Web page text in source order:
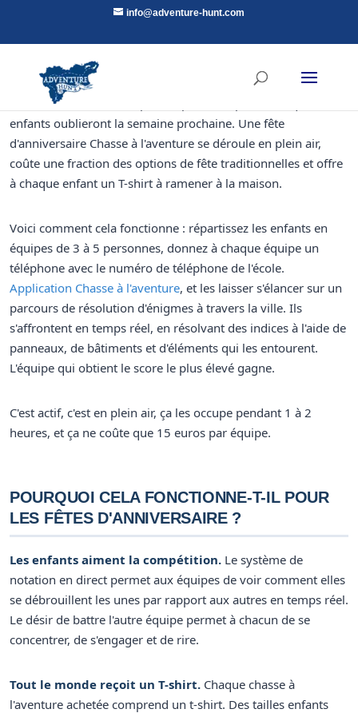
info@adventure-hunt.com
Oubliez la location d'un lieu. Oubliez les animateurs. Oubliez
les centaines d'euros dépensés pour un après-midi que les
enfants oublieront la semaine prochaine. Une fête
d'anniversaire Chasse à l'aventure se déroule en plein air,
coûte une fraction des options de fête traditionnelles et offre
à chaque enfant un T-shirt à ramener à la maison.
Voici comment cela fonctionne : répartissez les enfants en
équipes de 3 à 5 personnes, donnez à chaque équipe un
téléphone avec le numéro de téléphone de l'école.
Application Chasse à l'aventure, et les laisser s'élancer sur un
parcours de résolution d'énigmes à travers la ville. Ils
s'affrontent en temps réel, en résolvant des indices à l'aide de
panneaux, de bâtiments et d'éléments qui les entourent.
L'équipe qui obtient le score le plus élevé gagne.
C'est actif, c'est en plein air, ça les occupe pendant 1 à 2
heures, et ça ne coûte que 15 euros par équipe.
POURQUOI CELA FONCTIONNE-T-IL POUR
LES FÊTES D'ANNIVERSAIRE ?
Les enfants aiment la compétition. Le système de
notation en direct permet aux équipes de voir comment elles
se débrouillent les unes par rapport aux autres en temps réel.
Le désir de battre l'autre équipe permet à chacun de se
concentrer, de s'engager et de rire.
Tout le monde reçoit un T-shirt. Chaque chasse à
l'aventure achetée comprend un t-shirt. Des tailles enfants